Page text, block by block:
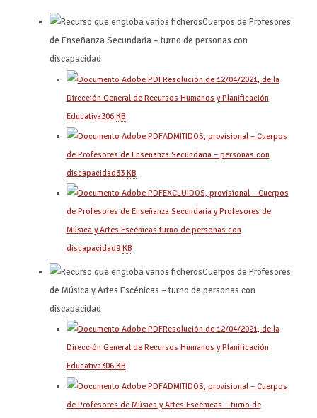
Cuerpos de Profesores
de Enseñanza Secundaria – turno de personas con
discapacidad
Resolución de 12/04/2021, de la
Dirección General de Recursos Humanos y Planificación
Educativa306 KB
ADMITIDOS, provisional – Cuerpos
de Profesores de Enseñanza Secundaria – personas con
discapacidad33 KB
EXCLUIDOS, provisional – Cuerpos
de Profesores de Enseñanza Secundaria y Profesores de
Música y Artes Escénicas turno de personas con
discapacidad9 KB
Cuerpos de Profesores
de Música y Artes Escénicas – turno de personas con
discapacidad
Resolución de 12/04/2021, de la
Dirección General de Recursos Humanos y Planificación
Educativa306 KB
ADMITIDOS, provisional – Cuerpos
de Profesores de Música y Artes Escénicas – turno de